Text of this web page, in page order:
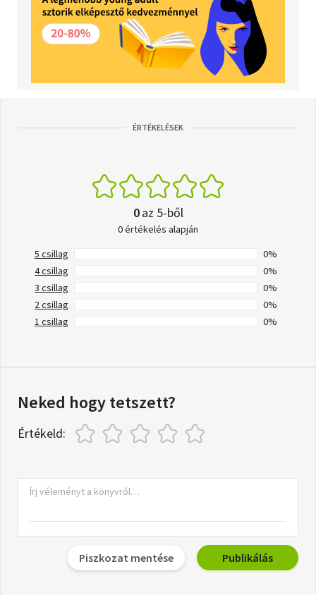
ÉRTÉKELÉSEK
0az 5-ből
0 értékelés alapján
5 csillag
0%
4 csillag
0%
3 csillag
0%
2 csillag
0%
1 csillag
0%
Neked hogy tetszett?
Értékeld:
Piszkozat mentése Publikálás